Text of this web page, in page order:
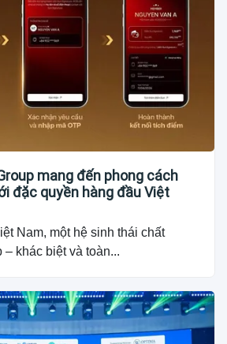
mang đến phong cách
đặc quyền hàng đầu Việt
Nam, một hệ sinh thái chất
– khác biệt và toàn...